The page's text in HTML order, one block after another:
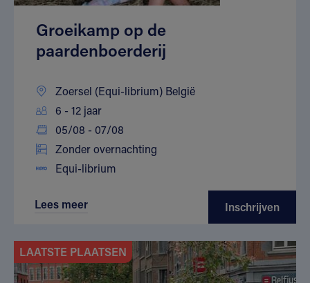
Groeikamp op de
paardenboerderij
Zoersel (Equi-librium) België
6 - 12 jaar
05/08 - 07/08
Zonder overnachting
Equi-librium
Lees meer Inschrijven
LAATSTE PLAATSEN